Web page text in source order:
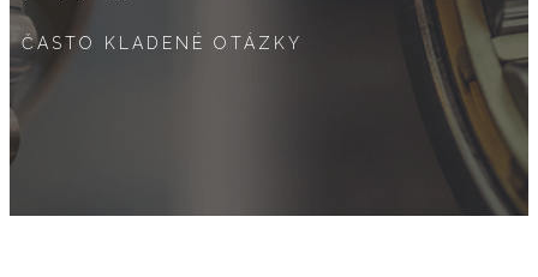
ČASTO KLADENÉ OTÁZKY